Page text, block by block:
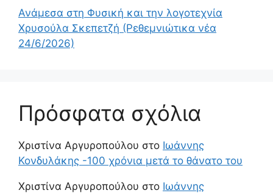
Ανάμεσα στη Φυσική και την λογοτεχνία
Χρυσούλα Σκεπετζή (Ρεθεμνιώτικα νέα
24/6/2026)
Πρόσφατα σχόλια
Χριστίνα Αργυροπούλου στο Ιωάννης
Κονδυλάκης -100 χρόνια μετά το θάνατο του
Χριστίνα Αργυροπούλου στο Ιωάννης